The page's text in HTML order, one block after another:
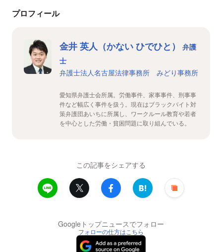
プロフィール
金井 英人（かない ひでひと）
弁護
士
弁護士法人名古屋法律事務所 みどり事務所
愛知県弁護士会所属。労働事件、家事事件、刑事事
件など幅広く事件を扱う。現在はブラックバイト対
策弁護団あいちに所属し、ワークルール教育や若者
を中心とした労働・貧困問題に取り組んでいる。
この記事をシェアする
Googleトップニュースでフォロー
フォローの仕方はこちら